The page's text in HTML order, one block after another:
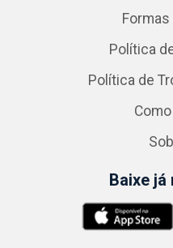
Política
Política de
Baixe já